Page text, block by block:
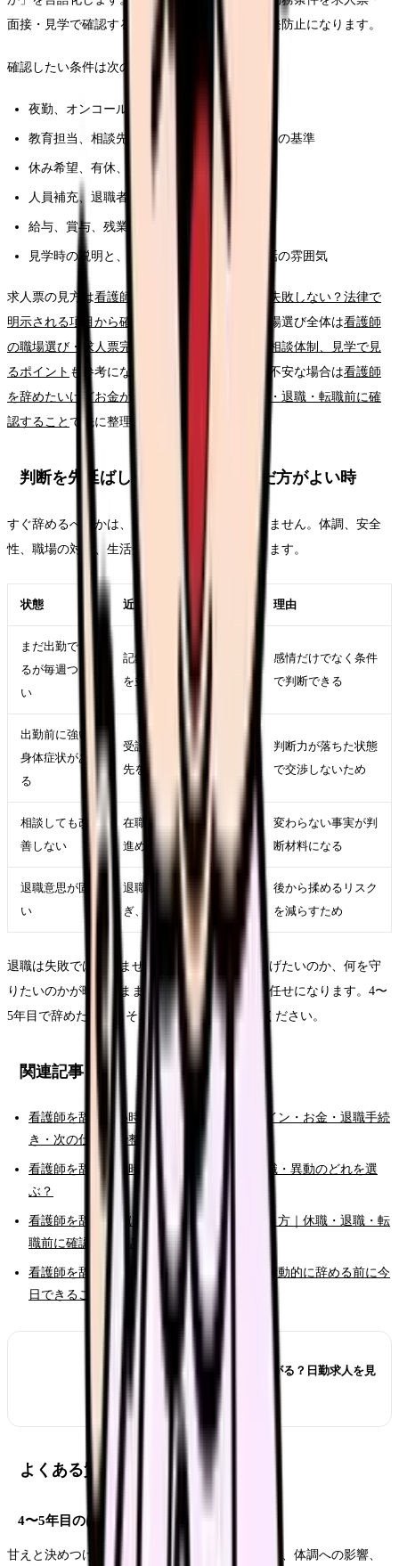
面接・見学で確認することが、このテーマの再発防止になります。
確認したい条件は次の通りです。
夜勤、オンコール、残業、前残業、記録時間
教育担当、相談先、フォロー期間、独り立ちの基準
休み希望、有休、急な休みへの対応
人員補充、退職者が出た時の業務分担
給与、賞与、残業代、昇給、各種手当
見学時の説明と、現場スタッフの表情や会話の雰囲気
求人票の見方は看護師の求人票、どこを見れば失敗しない？法律で
明示される項目から確認する読み方ガイド
、職場選び全体は看護師
の職場選び・求人票完全ガイド。条件、教育、相談体制、見学で見
るポイント も参考になります。給与や生活費が不安な場合は看護師
を辞めたいけどお金が不安な時の考え方｜休職・退職・転職前に確
認すること で先に整理してください。
判断を先延ばししてよい時・急いだ方がよい時
すぐ辞めるべきかは、テーマ名だけでは決まりません。体調、安全
性、職場の対応、生活費、次の選択肢で変わります。
状態 近い対応 理由
まだ出勤でき
るが毎週つら
い
記録、相談、求人比較
を並行する
感情だけでなく条件
で判断できる
出勤前に強い
身体症状があ
る
受診、休養、公的相談
先を優先する
判断力が落ちた状態
で交渉しないため
相談しても改
善しない
在職転職や退職準備を
進める
変わらない事実が判
断材料になる
退職意思が固
い
退職日、有休、引き継
ぎ、書面記録を整える
後から揉めるリスク
を減らすため
退職は失敗ではありません。ただし、何から逃げたいのか、何を守
りたいのかが曖昧なままだと、次の選択肢が運任せになります。4〜
5年目で辞めたい時こそ、原因と条件を分けてください。
関連記事
看護師を辞めたい時の完全ガイド。限界サイン・お金・退職手続
き・次の仕事まで整理
看護師を辞めたい時の判断基準｜転職・休職・異動のどれを選
ぶ？
看護師を辞めたいけどお金が不安な時の考え方｜休職・退職・転
職前に確認すること
看護師を辞めたいと強く思った時の初動｜衝動的に辞める前に今
日できること
看護師が夜勤なしにすると給料は下がる？日勤求人を見
る前の収入チェック
よくある質問
4〜5年目のは甘えですか？
甘えと決めつける必要はありません。悩みの原因、体調への影響、